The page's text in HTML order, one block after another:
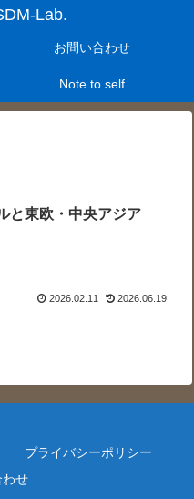
Lab.
お問い合わせ
Note to self
と東欧・中央アジア
2026.02.11 2026.06.19
プライバシーポリシー
わせ